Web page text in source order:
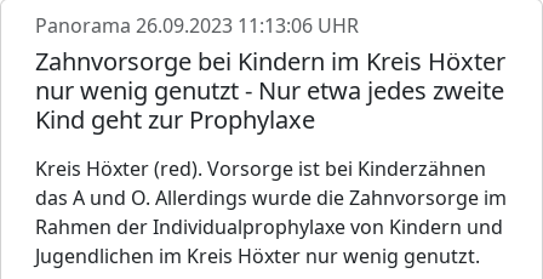
Panorama 26.09.2023 11:13:06 UHR
Zahnvorsorge bei Kindern im Kreis Höxter
nur wenig genutzt - Nur etwa jedes zweite
Kind geht zur Prophylaxe
Kreis Höxter (red). Vorsorge ist bei Kinderzähnen
das A und O. Allerdings wurde die Zahnvorsorge im
Rahmen der Individualprophylaxe von Kindern und
Jugendlichen im Kreis Höxter nur wenig genutzt.